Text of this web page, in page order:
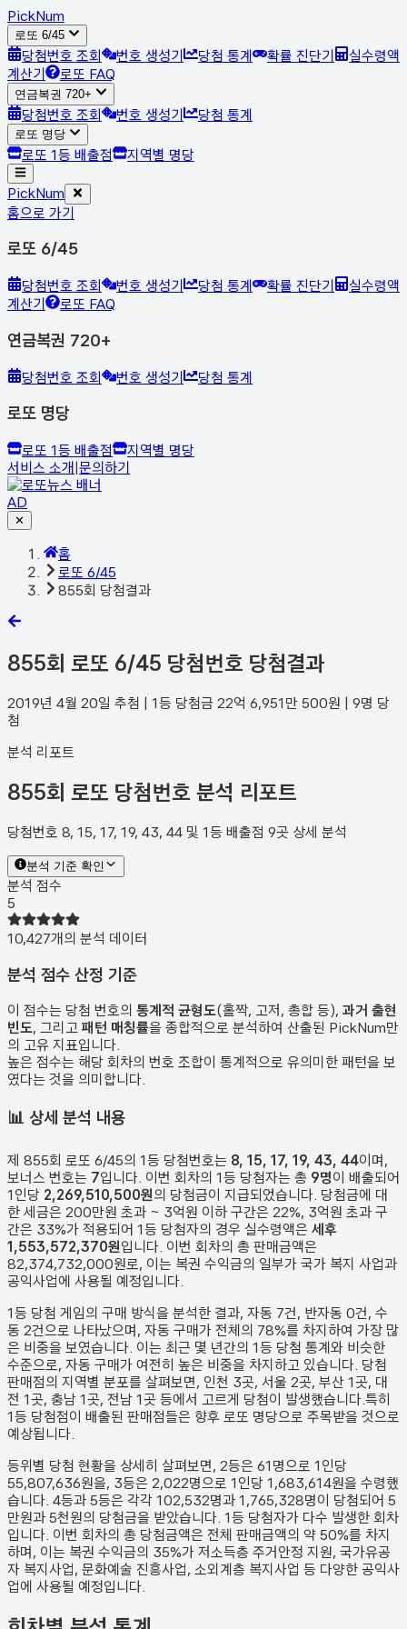
PickNum
로또 6/45
당첨번호 조회 번호 생성기 당첨 통계 확률 진단기
실수령액
계산기
로또 FAQ
연금복권 720+
당첨번호 조회 번호 생성기 당첨 통계
로또 명당
로또 1등 배출점 지역별 명당
PickNum
홈으로 가기
로또 6/45
당첨번호 조회 번호 생성기 당첨 통계 확률 진단기
실수령액
계산기
로또 FAQ
연금복권 720+
당첨번호 조회 번호 생성기 당첨 통계
로또 명당
로또 1등 배출점
지역별 명당
서비스 소개|문의하기
AD
✕
홈
로또 6/45
855회 당첨결과
855회 로또 6/45 당첨번호 당첨결과
2019년 4월 20일 추첨 | 1등 당첨금 22억 6,951만 500원 | 9명 당
첨
분석 리포트
855회 로또 당첨번호 분석 리포트
당첨번호 8, 15, 17, 19, 43, 44 및 1등 배출점 9곳 상세 분석
분석 기준 확인
분석 점수
5
10,427개의 분석 데이터
분석 점수 산정 기준
이 점수는 당첨 번호의 통계적 균형도(홀짝, 고저, 총합 등), 과거 출현
빈도, 그리고 패턴 매칭률을 종합적으로 분석하여 산출된 PickNum만
의 고유 지표입니다.
높은 점수는 해당 회차의 번호 조합이 통계적으로 유의미한 패턴을 보
였다는 것을 의미합니다.
📊 상세 분석 내용
제 855회 로또 6/45의 1등 당첨번호는 8, 15, 17, 19, 43, 44이며,
보너스 번호는 7입니다. 이번 회차의 1등 당첨자는 총 9명이 배출되어
1인당 2,269,510,500원의 당첨금이 지급되었습니다. 당첨금에 대
한 세금은 200만원 초과 ~ 3억원 이하 구간은 22%, 3억원 초과 구
간은 33%가 적용되어 1등 당첨자의 경우 실수령액은 세후
1,553,572,370원입니다. 이번 회차의 총 판매금액은
82,374,732,000원로, 이는 복권 수익금의 일부가 국가 복지 사업과
공익사업에 사용될 예정입니다.
1등 당첨 게임의 구매 방식을 분석한 결과, 자동 7건, 반자동 0건, 수
동 2건 으로 나타났으며, 자동 구매가 전체의 78%를 차지하여 가장 많
은 비중을 보였습니다. 이는 최근 몇 년간의 1등 당첨 통계와 비슷한
수준으로, 자동 구매가 여전히 높은 비중을 차지하고 있습니다. 당첨
판매점의 지역별 분포를 살펴보면, 인천 3곳, 서울 2곳, 부산 1곳, 대
전 1곳, 충남 1곳, 전남 1곳 등에서 고르게 당첨이 발생했습니다. 특히
1등 당첨점이 배출된 판매점들은 향후 로또 명당으로 주목받을 것으로
예상됩니다.
등위별 당첨 현황을 상세히 살펴보면, 2등은 61 명으로 1인당
55,807,636원을, 3등은 2,022명으로 1인당 1,683,614원을 수령했
습니다. 4등과 5등은 각각 102,532명과 1,765,328명이 당첨되어 5
만원과 5천원의 당첨금을 받았습니다. 1등 당첨자가 다수 발생한 회차
입니다. 이번 회차의 총 당첨금액은 전체 판매금액의 약 50%를 차지
하며, 이는 복권 수익금의 35%가 저소득층 주거안정 지원, 국가유공
자 복지사업, 문화예술 진흥사업, 소외계층 복지사업 등 다양한 공익사
업에 사용될 예정입니다.